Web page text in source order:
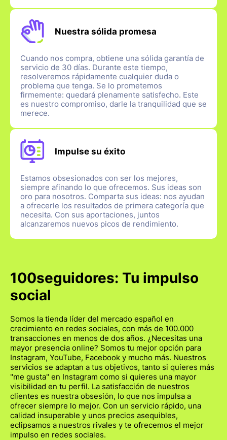
Nuestra sólida promesa
Cuando nos compra, obtiene una sólida garantía de
servicio de 30 días. Durante este tiempo,
resolveremos rápidamente cualquier duda o
problema que tenga. Se lo prometemos
firmemente: quedará plenamente satisfecho. Este
es nuestro compromiso, darle la tranquilidad que se
merece.
Impulse su éxito
Estamos obsesionados con ser los mejores,
siempre afinando lo que ofrecemos. Sus ideas son
oro para nosotros. Comparta sus ideas: nos ayudan
a ofrecerle los resultados de primera categoría que
necesita. Con sus aportaciones, juntos
alcanzaremos nuevos picos de rendimiento.
100seguidores: Tu impulso
social
Somos la tienda líder del mercado español en
crecimiento en redes sociales, con más de 100.000
transacciones en menos de dos años. ¿Necesitas una
mayor presencia online? Somos tu mejor opción para
Instagram, YouTube, Facebook y mucho más. Nuestros
servicios se adaptan a tus objetivos, tanto si quieres más
"me gusta" en Instagram como si quieres una mayor
visibilidad en tu perfil. La satisfacción de nuestros
clientes es nuestra obsesión, lo que nos impulsa a
ofrecer siempre lo mejor. Con un servicio rápido, una
calidad insuperable y unos precios asequibles,
eclipsamos a nuestros rivales y te ofrecemos el mejor
impulso en redes sociales.